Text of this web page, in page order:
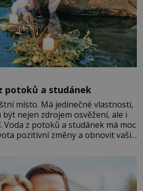
potoků a studánek
místo. Má jedinečné vlastnosti,
nejen zdrojem osvěžení, ale i
Voda z potoků a studánek má moc
pozitivní změny a obnovit vaši
a přinést do svého života
důležité